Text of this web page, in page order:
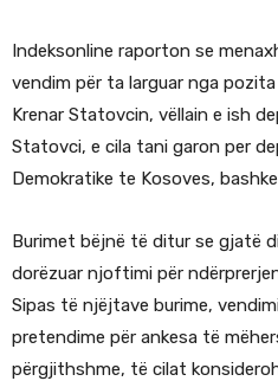
Indeksonline raporton se
vendim për ta larguar nga
Krenar Statovcin, vëllain e ish
Statovci, e cila tani garon per
Demokratike te Kosoves,
Burimet bëjnë të ditur se gjatë
dorëzuar njoftimi për
Sipas të njëjtave burime,
pretendime për ankesa të
përgjithshme, të cilat